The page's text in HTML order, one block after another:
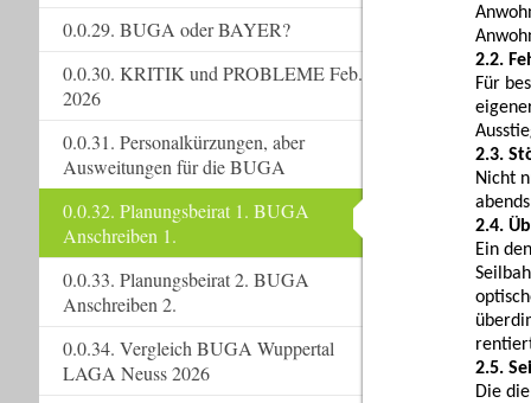
2.2.
Für
2.3.
Nicht
2.4.
Ein
2.5.
Die
0.0.29. BUGA oder BAYER?
0.0.30. KRITIK und PROBLEME Feb.
2026
0.0.31. Personalkürzungen, aber
Ausweitungen für die BUGA
0.0.32. Planungsbeirat 1. BUGA
Anschreiben 1.
0.0.33. Planungsbeirat 2. BUGA
Anschreiben 2.
0.0.34. Vergleich BUGA Wuppertal
LAGA Neuss 2026